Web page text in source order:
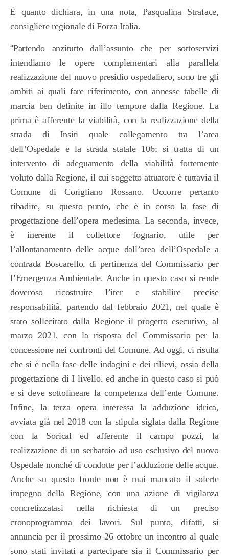
È quanto dichiara, in una nota, Pasqualina Straface,
consigliere regionale di Forza Italia.
“Partendo anzitutto dall’assunto che per sottoservizi
intendiamo le opere complementari alla parallela
realizzazione del nuovo presidio ospedaliero, sono tre gli
ambiti ai quali fare riferimento, con annesse tabelle di
marcia ben definite in illo tempore dalla Regione. La
prima è afferente la viabilità, con la realizzazione della
strada di Insiti quale collegamento tra l’area
dell’Ospedale e la strada statale 106; si tratta di un
intervento di adeguamento della viabilità fortemente
voluto dalla Regione, il cui soggetto attuatore è tuttavia il
Comune di Corigliano Rossano. Occorre pertanto
ribadire, su questo punto, che è in corso la fase di
progettazione dell’opera medesima. La seconda, invece,
è inerente il collettore fognario, utile per
l’allontanamento delle acque dall’area dell’Ospedale a
contrada Boscarello, di pertinenza del Commissario per
l’Emergenza Ambientale. Anche in questo caso si rende
doveroso ricostruire l’iter e stabilire precise
responsabilità, partendo dal febbraio 2021, nel quale è
stato sollecitato dalla Regione il progetto esecutivo, al
marzo 2021, con la risposta del Commissario per la
concessione nei confronti del Comune. Ad oggi, ci risulta
che si è nella fase delle indagini e dei rilievi, ossia della
progettazione di I livello, ed anche in questo caso si può
e si deve sottolineare la competenza dell’ente Comune.
Infine, la terza opera interessa la adduzione idrica,
avviata già nel 2018 con la stipula siglata dalla Regione
con la Sorical ed afferente il campo pozzi, la
realizzazione di un serbatoio ad uso esclusivo del nuovo
Ospedale nonché di condotte per l’adduzione delle acque.
Anche su questo fronte non è mai mancato il solerte
impegno della Regione, con una azione di vigilanza
concretizzatasi nella richiesta di un preciso
cronoprogramma dei lavori. Sul punto, difatti, si
annuncia per il prossimo 26 ottobre un incontro al quale
sono stati invitati a partecipare sia il Commissario per